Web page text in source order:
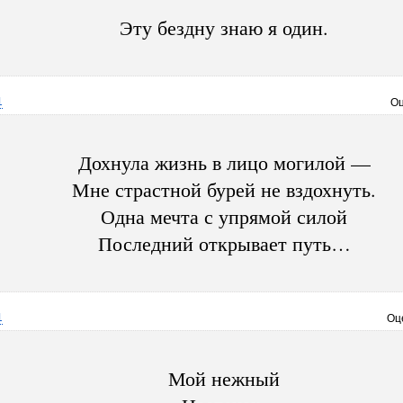
Эту бездну знаю я один.
Дохнула жизнь в лицо могилой —
Мне страстной бурей не вздохнуть.
Одна мечта с упрямой силой
Последний открывает путь…
Мой нежный